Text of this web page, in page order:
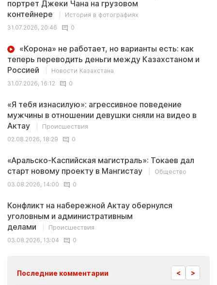
портрет Джеки Чана на грузовом
контейнере
История в фотографиях
31.07.2026, 20:46
0
«Корона» не работает, но варианты есть: как
теперь переводить деньги между Казахстаном и
Россией
Новости Казахстана
31.07.2026, 16:12
0
«Я тебя изнасилую»: агрессивное поведение
мужчины в отношении девушки сняли на видео в
Актау
Происшествия
02.08.2026, 18:29
0
«Аральско-Каспийская магистраль»: Токаев дал
старт новому проекту в Мангистау
Общество
03.08.2026, 14:00
0
Конфликт на набережной Актау обернулся
уголовным и административным
делами
Происшествия
03.08.2026, 13:04
0
Последние комментарии < >